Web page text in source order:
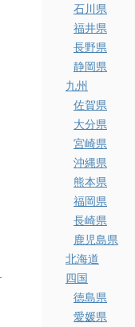
石川県
福井県
長野県
静岡県
九州
佐賀県
大分県
宮崎県
沖縄県
熊本県
福岡県
長崎県
鹿児島県
北海道
四国
徳島県
愛媛県